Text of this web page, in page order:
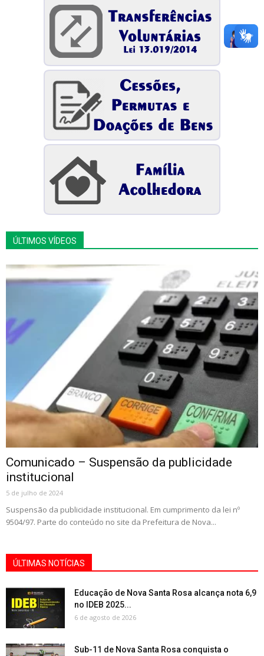
ÚLTIMOS VÍDEOS
Comunicado – Suspensão da publicidade
institucional
5 de julho de 2024
Suspensão da publicidade institucional. Em cumprimento da lei nº
9504/97. Parte do conteúdo no site da Prefeitura de Nova...
ÚLTIMAS NOTÍCIAS
Educação de Nova Santa Rosa alcança nota 6,9
no IDEB 2025...
6 de agosto de 2026
Sub-11 de Nova Santa Rosa conquista o